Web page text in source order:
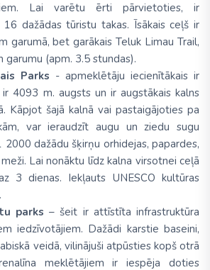
Lai varētu ērti pārvietoties, ir
dažādas tūristu takas. Īsākais ceļš ir
garumā, bet garākais Teluk Limau Trail,
garumu (apm. 3.5 stundas).
Parks - apmeklētāju iecienītākais ir
ir 4093 m. augsts un ir augstākais kalns
Kāpjot šajā kalnā vai pastaigājoties pa
var ieraudzīt augu un ziedu sugu
2000 dažādu šķirņu orhidejas, papardes,
Lai nonāktu līdz kalna virsotnei ceļā
3 dienas. Iekļauts UNESCO kultūras
parks – šeit ir attīstīta infrastruktūra
iedzīvotājiem. Dažādi karstie baseini,
veidā, vilinājuši atpūsties kopš otrā
meklētājiem ir iespēja doties